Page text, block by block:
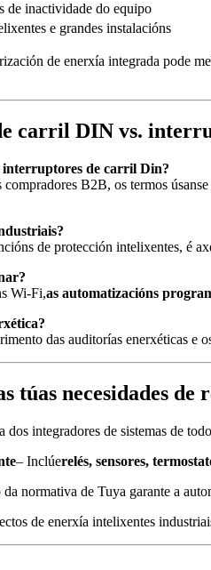
de inactividade do equipo
e grandes instalacións
de enerxía integrada pode
carril DIN vs.
interruptores de carril Din?
B2B, os termos
de protección intelixentes, é
Wi-Fi,as automatizacións
das auditorías enerxéticas e
túas necesidades de
dos integradores de sistemas de
– Inclúerelés, sensores,
normativa de Tuya garante a
de enerxía intelixentes